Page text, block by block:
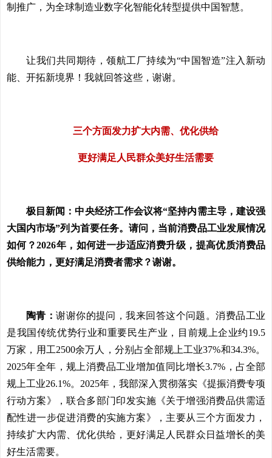
制推广，为全球制造业数字化智能化转型提供中国智慧。
让我们共同期待，领航工厂持续为“中国智造”注入新动
能、开拓新境界！我就回答这些，谢谢。
三个方面发力扩大内需、优化供给
更好满足人民群众美好生活需要
极目新闻：中央经济工作会议将“坚持内需主导，建设强
大国内市场”列为首要任务。请问，当前消费品工业发展情况
如何？2026年，如何进一步适应消费升级，提高优质消费品
供给能力，更好满足消费者需求？谢谢。
陶青：谢谢你的提问，我来回答这个问题。消费品工业
是我国传统优势行业和重要民生产业，目前规上企业约19.5
万家，用工2500余万人，分别占全部规上工业37%和34.3%。
2025年全年，规上消费品工业增加值同比增长3.7%，占全部
规上工业26.1%。2025年，我部深入贯彻落实《提振消费专项
行动方案》，联合多部门印发实施《关于增强消费品供需适
配性进一步促进消费的实施方案》，主要从三个方面发力，
持续扩大内需、优化供给，更好满足人民群众日益增长的美
好生活需要。